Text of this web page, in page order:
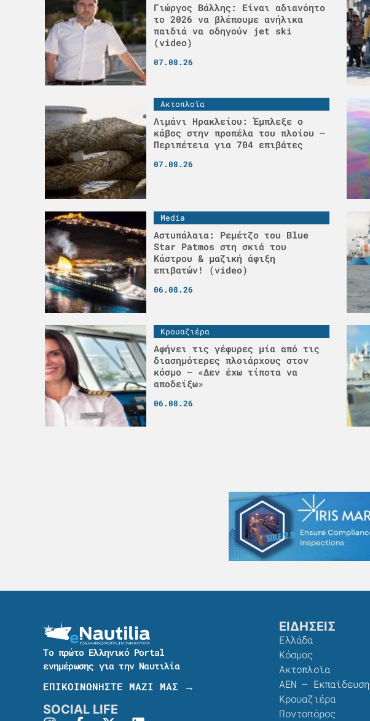
Γιώργος Βάλλης: Είναι αδιανόητο
το 2026 να βλέπουμε ανήλικα
παιδιά να οδηγούν jet ski
(video)
07.08.26
Ακτοπλοϊα
Λιμάνι Ηρακλείου: Έμπλεξε ο
κάβος στην προπέλα του πλοίου –
Περιπέτεια για 704 επιβάτες
07.08.26
Media
Αστυπάλαια: Ρεμέτζο του Blue
Star Patmos στη σκιά του
Κάστρου & μαζική άφιξη
επιβατών! (video)
06.08.26
Κρουαζιέρα
Αφήνει τις γέφυρες μία από τις
διασημότερες πλοιάρχους στον
κόσμο – «Δεν έχω τίποτα να
αποδείξω»
06.08.26
Το πρώτο Ελληνικό Portal
ενημέρωσης για την Ναυτιλία
ΕΠΙΚΟΙΝΩΝΗΣΤΕ ΜΑΖΙ ΜΑΣ →
SOCIAL LIFE
ΕΙΔΗΣΕΙΣ
Ελλάδα
Κόσμος
Ακτοπλοϊα
ΑΕΝ – Εκπαίδευση
Κρουαζιέρα
Ποντοπόρος